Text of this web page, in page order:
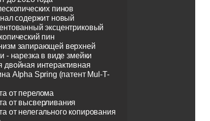
пинов
содержит новый
эксцентриковый
пин
запирающей верхней
- нарезка в виде змейки
двойная интерактивная
Alpha Spring (патент Mul-T-
от перелома
от высверливания
от нелегального копирования